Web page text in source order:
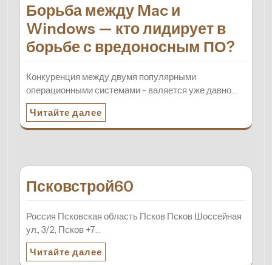
Борьба между Mac и
Windows — кто лидирует в
борьбе с вредоносным ПО?
Конкуренция между двумя популярными
операционными системами - валяется уже давно.…
Читайте далее
Псковстрой60
Россия Псковская область Псков Псков Шоссейная
ул., 3/2, Псков +7…
Читайте далее